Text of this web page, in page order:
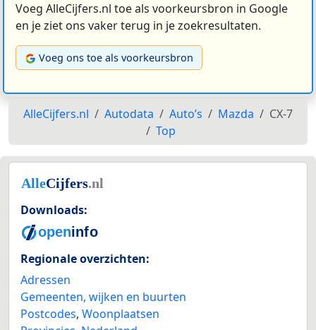
Voeg AlleCijfers.nl toe als voorkeursbron in Google
en je ziet ons vaker terug in je zoekresultaten.
Voeg ons toe als voorkeursbron
AlleCijfers.nl Autodata Auto’s Mazda
CX-7
Top
Downloads:
Regionale overzichten:
Adressen
Gemeenten, wijken en buurten
Postcodes, Woonplaatsen